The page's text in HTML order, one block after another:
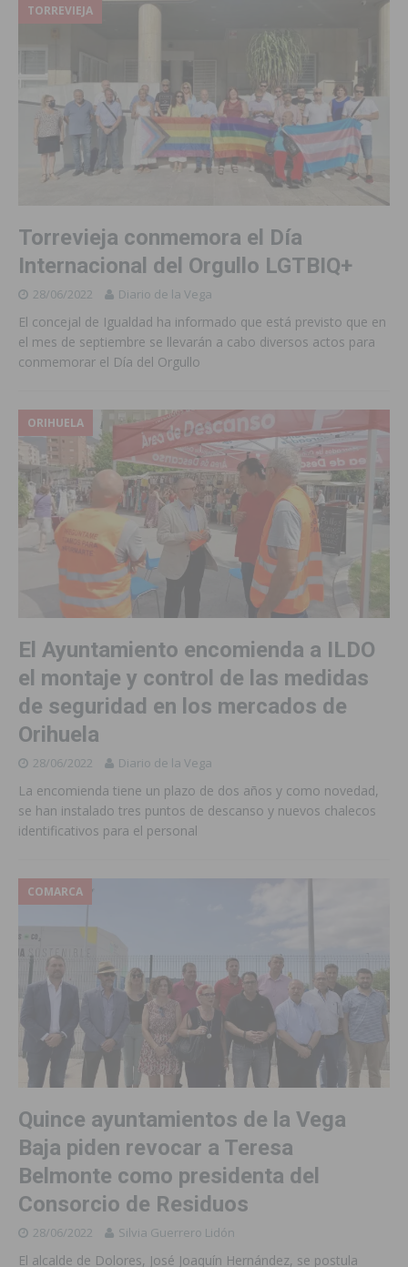
TORREVIEJA
Torrevieja conmemora el Día
Internacional del Orgullo LGTBIQ+
28/06/2022 Diario de la Vega
El concejal de Igualdad ha informado que está previsto que en
el mes de septiembre se llevarán a cabo diversos actos para
conmemorar el Día del Orgullo
ORIHUELA
El Ayuntamiento encomienda a ILDO
el montaje y control de las medidas
de seguridad en los mercados de
Orihuela
28/06/2022 Diario de la Vega
La encomienda tiene un plazo de dos años y como novedad,
se han instalado tres puntos de descanso y nuevos chalecos
identificativos para el personal
COMARCA
Quince ayuntamientos de la Vega
Baja piden revocar a Teresa
Belmonte como presidenta del
Consorcio de Residuos
28/06/2022 Silvia Guerrero Lidón
El alcalde de Dolores, José Joaquín Hernández, se postula